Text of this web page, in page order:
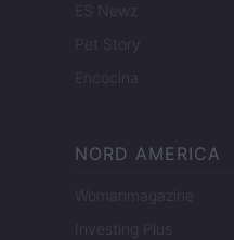
ES Newz
Pet Story
Encocina
NORD AMERICA
Womanmagazine
Investing Plus